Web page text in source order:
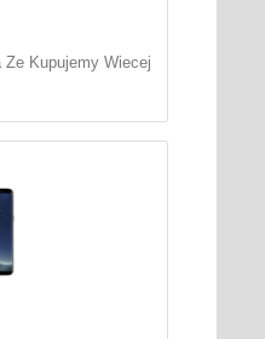
Ze Kupujemy Wiecej